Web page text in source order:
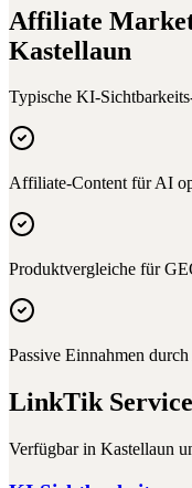
Affiliate
Kastellaun
Typische KI-
Affiliate-Content für AI
Produktvergleiche für
Passive Einnahmen
LinkTik
Verfügbar in Kastellaun